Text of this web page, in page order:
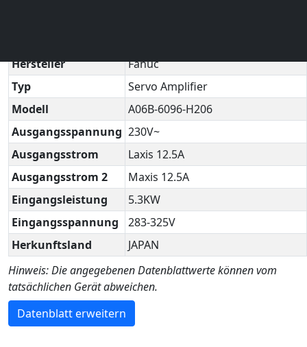
Hersteller
Fanuc
Typ
Servo Amplifier
Modell
A06B-6096-H206
Ausgangsspannung 230V~
Ausgangsstrom
Laxis 12.5A
Ausgangsstrom 2
Maxis 12.5A
Eingangsleistung
5.3KW
Eingangsspannung
283-325V
Herkunftsland
JAPAN
Hinweis: Die angegebenen Datenblattwerte können vom
tatsächlichen Gerät abweichen.
Datenblatt erweitern